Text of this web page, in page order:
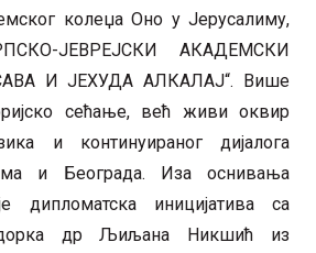
колеџа Оно у Јерусалиму,
ЈЕВРЕЈСКИ АКАДЕМСКИ
И ЈЕХУДА АЛКАЛАЈ“. Више
сећање, већ живи оквир
и континуираног дијалога
и Београда. Иза оснивања
дипломатска иницијатива са
др Љиљана Никшић из